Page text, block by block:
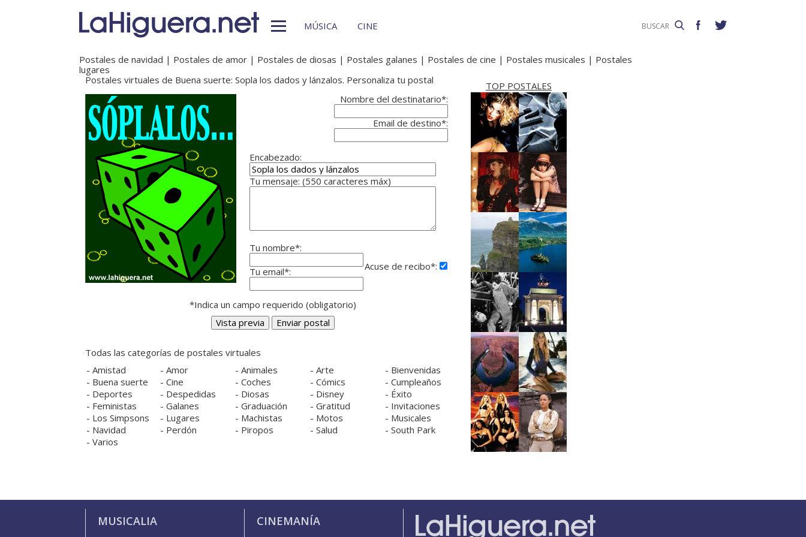
MÚSICA CINE
Postales de navidad | Postales de amor | Postales de diosas | Postales galanes | Postales de cine | Postales musicales | Postales
lugares
Postales virtuales de Buena suerte: Sopla los dados y lánzalos. Personaliza tu postal
Nombre del destinatario*:
Email de destino*:
Encabezado:
Tu mensaje: (550 caracteres máx)
Tu nombre*:
Acuse de recibo*:
Tu email*:
*Indica un campo requerido (obligatorio)
Todas las categorías de postales virtuales
- Amistad - Amor - Animales - Arte - Bienvenidas
- Buena suerte - Cine - Coches - Cómics - Cumpleaños
- Deportes - Despedidas - Diosas - Disney - Éxito
- Feministas - Galanes - Graduación - Gratitud - Invitaciones
- Los Simpsons - Lugares - Machistas - Motos - Musicales
- Navidad - Perdón - Piropos - Salud - South Park
- Varios
TOP POSTALES
MUSICALIA CINEMANÍA